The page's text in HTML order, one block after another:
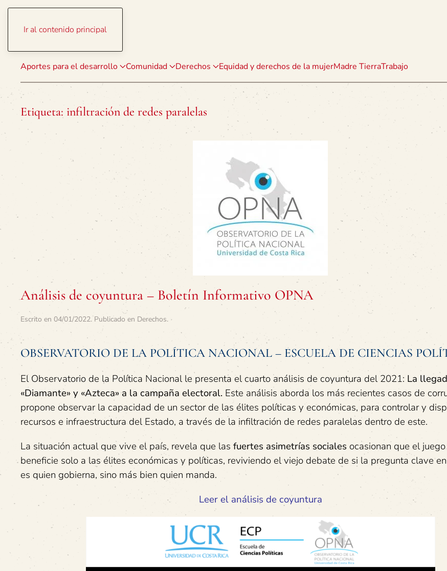
Ir al contenido principal
Aportes para el desarrollo Comunidad Derechos Equidad y derechos de la mujerMadre TierraTrabajo
Etiqueta: infiltración de redes paralelas
Análisis de coyuntura – Boletín Informativo OPNA
Escrito en 04/01/2022. Publicado en Derechos.
OBSERVATORIO DE LA POLÍTICA NACIONAL – ESCUELA DE CIENCIAS
El Observatorio de la Política Nacional le presenta el cuarto análisis de coyuntura del 2021: La
«Diamante» y «Azteca» a la campaña electoral. Este análisis aborda los más recientes casos de
propone observar la capacidad de un sector de las élites políticas y económicas, para controlar y
recursos e infraestructura del Estado, a través de la infiltración de redes paralelas dentro de este.
La situación actual que vive el país, revela que las fuertes asimetrías sociales ocasionan que el
beneficie solo a las élites económicas y políticas, reviviendo el viejo debate de si la pregunta clave
es quien gobierna, sino más bien quien manda.
Leer el análisis de coyuntura